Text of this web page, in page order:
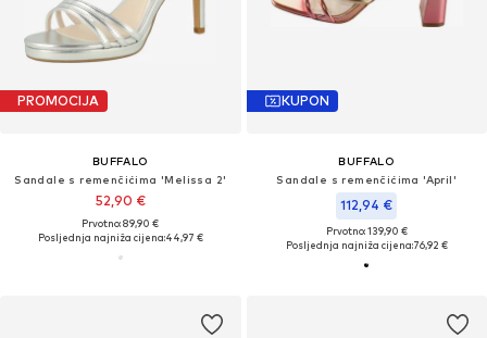
PROMOCIJA
BUFFALO
Sandale s remenčićima 'Melissa 2'
52,90 €
Prvotno: 89,90 €
Posljednja najniža cijena:44,97 €
KUPON
BUFFALO
Sandale s remenčićima 'April'
112,94 €
Prvotno: 139,90 €
Posljednja najniža cijena:76,92 €